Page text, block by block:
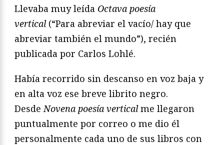
Llevaba muy leída Octava poesía
vertical(“Para abreviar el vacío/ hay que
abreviar también el mundo”), recién
publicada por Carlos Lohlé.
Había recorrido sin descanso en voz baja y
en alta voz ese breve librito negro.
Desde Novena poesía verticalme llegaron
puntualmente por correo o me dio él
personalmente cada uno de sus libros con